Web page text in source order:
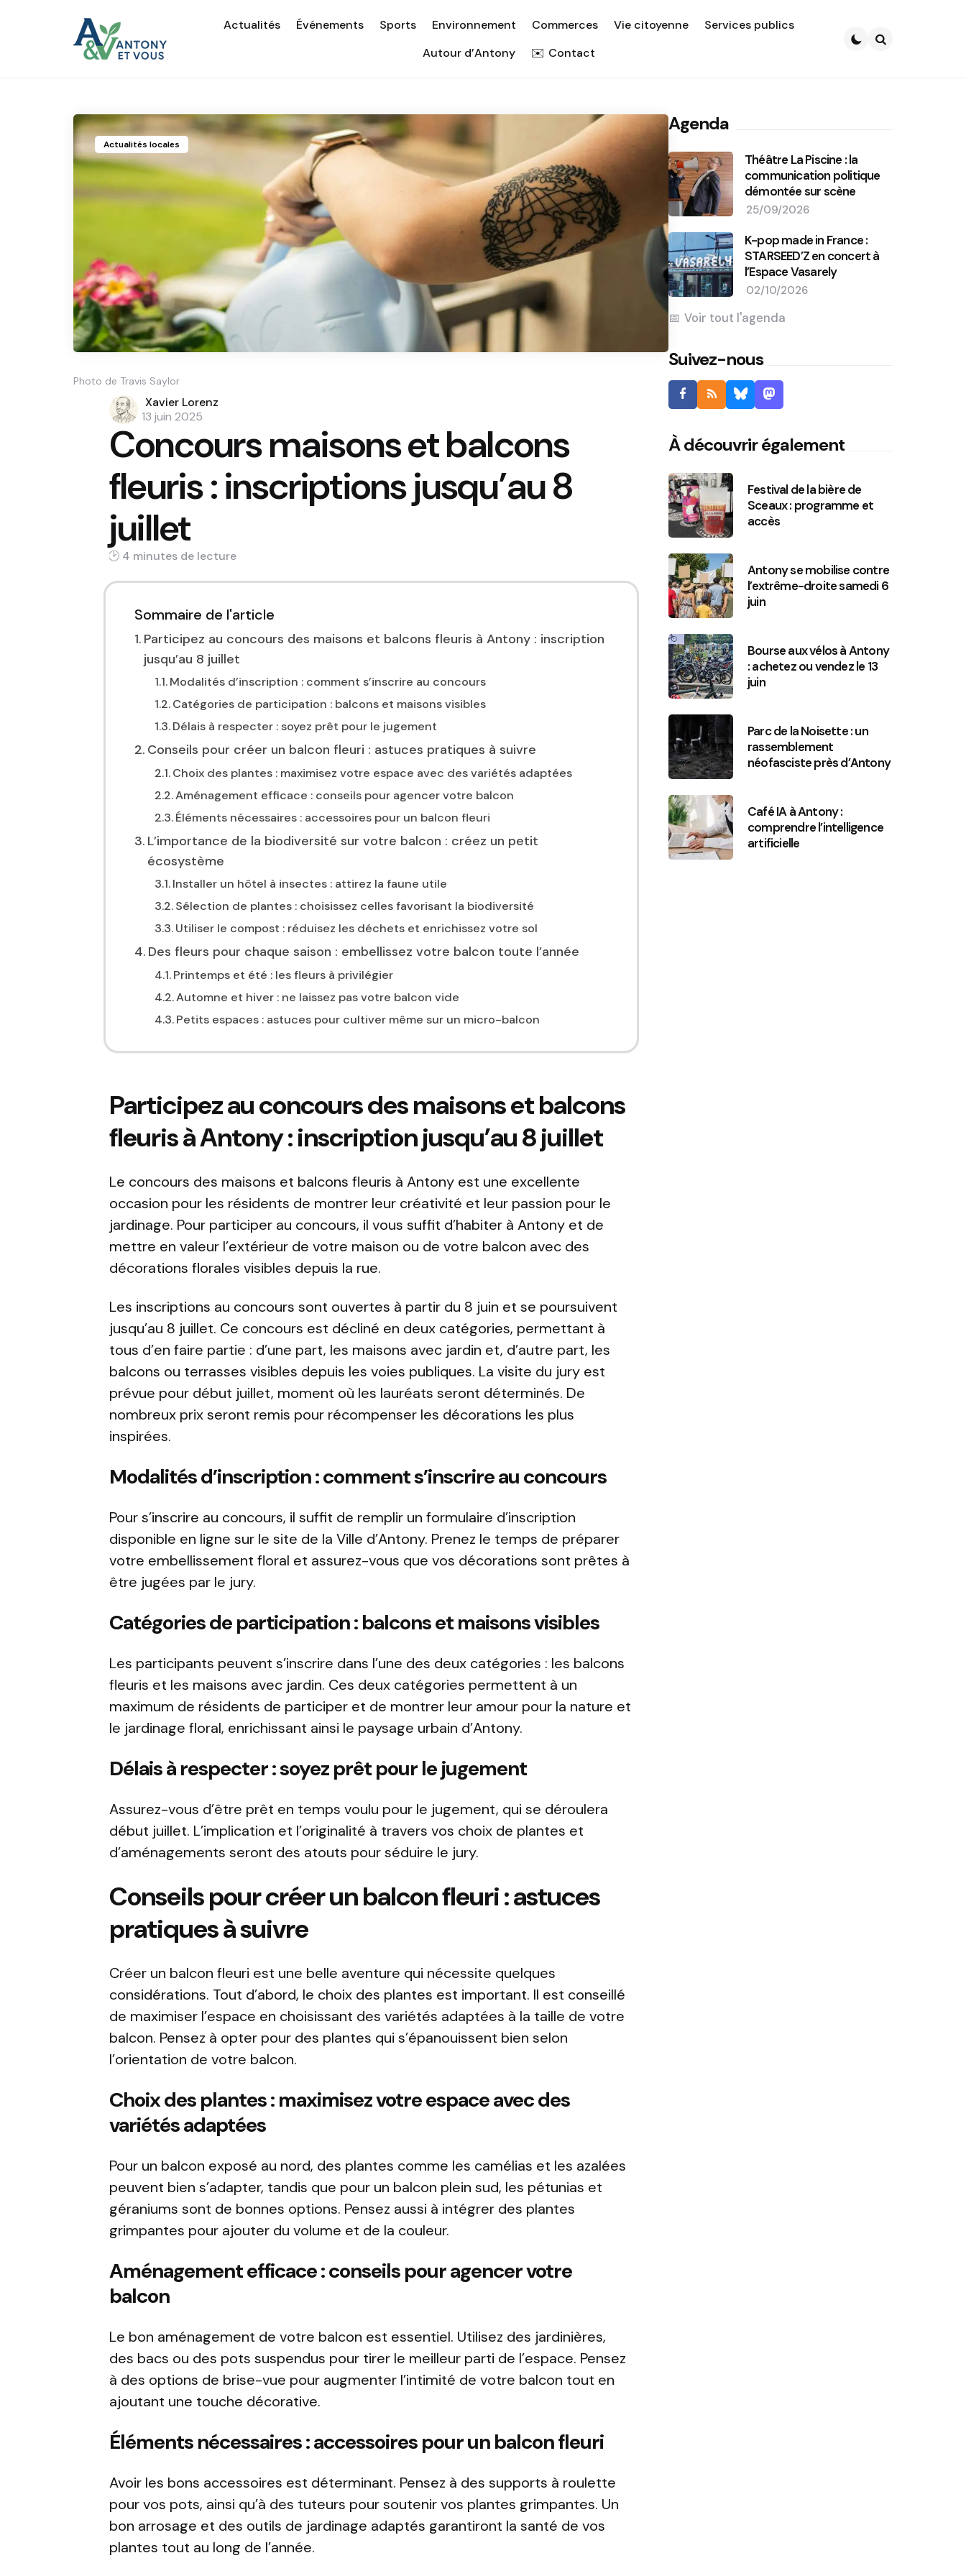
Actualités Événements Sports Environnement Commerces Vie citoyenne
Services publics
Autour d’Antony
Contact
Actualités locales
Photo de Travis Saylor
Posted
by
Xavier Lorenz
13 juin 2025
Concours maisons et balcons
fleuris : inscriptions jusqu’au 8
juillet
4 min
Sommaire de l'article
Participez au concours des maisons et balcons fleuris à Antony : inscription
jusqu’au 8 juillet
Modalités d’inscription : comment s’inscrire au concours
Catégories de participation : balcons et maisons visibles
Délais à respecter : soyez prêt pour le jugement
Conseils pour créer un balcon fleuri : astuces pratiques à suivre
Choix des plantes : maximisez votre espace avec des variétés adaptées
Aménagement efficace : conseils pour agencer votre balcon
Éléments nécessaires : accessoires pour un balcon fleuri
L’importance de la biodiversité sur votre balcon : créez un petit
écosystème
Installer un hôtel à insectes : attirez la faune utile
Sélection de plantes : choisissez celles favorisant la biodiversité
Utiliser le compost : réduisez les déchets et enrichissez votre sol
Des fleurs pour chaque saison : embellissez votre balcon toute l’année
Printemps et été : les fleurs à privilégier
Automne et hiver : ne laissez pas votre balcon vide
Petits espaces : astuces pour cultiver même sur un micro-balcon
Participez au concours des maisons et balcons
fleuris à Antony : inscription jusqu’au 8 juillet
Le concours des maisons et balcons fleuris à Antony est une excellente
occasion pour les résidents de montrer leur créativité et leur passion pour le
jardinage. Pour participer au concours, il vous suffit d’habiter à Antony et de
mettre en valeur l’extérieur de votre maison ou de votre balcon avec des
décorations florales visibles depuis la rue.
Les inscriptions au concours sont ouvertes à partir du 8 juin et se poursuivent
jusqu’au 8 juillet. Ce concours est décliné en deux catégories, permettant à
tous d’en faire partie : d’une part, les maisons avec jardin et, d’autre part, les
balcons ou terrasses visibles depuis les voies publiques. La visite du jury est
prévue pour début juillet, moment où les lauréats seront déterminés. De
nombreux prix seront remis pour récompenser les décorations les plus
inspirées.
Modalités d’inscription : comment s’inscrire au concours
Pour s’inscrire au concours, il suffit de remplir un formulaire d’inscription
disponible en ligne sur le site de la Ville d’Antony. Prenez le temps de préparer
votre embellissement floral et assurez-vous que vos décorations sont prêtes à
être jugées par le jury.
Catégories de participation : balcons et maisons visibles
Les participants peuvent s’inscrire dans l’une des deux catégories : les balcons
fleuris et les maisons avec jardin. Ces deux catégories permettent à un
maximum de résidents de participer et de montrer leur amour pour la nature et
le jardinage floral, enrichissant ainsi le paysage urbain d’Antony.
Délais à respecter : soyez prêt pour le jugement
Assurez-vous d’être prêt en temps voulu pour le jugement, qui se déroulera
début juillet. L’implication et l’originalité à travers vos choix de plantes et
d’aménagements seront des atouts pour séduire le jury.
Conseils pour créer un balcon fleuri : astuces
pratiques à suivre
Créer un balcon fleuri est une belle aventure qui nécessite quelques
considérations. Tout d’abord, le choix des plantes est important. Il est conseillé
de maximiser l’espace en choisissant des variétés adaptées à la taille de votre
balcon. Pensez à opter pour des plantes qui s’épanouissent bien selon
l’orientation de votre balcon.
Choix des plantes : maximisez votre espace avec des
variétés adaptées
Pour un balcon exposé au nord, des plantes comme les camélias et les azalées
peuvent bien s’adapter, tandis que pour un balcon plein sud, les pétunias et
géraniums sont de bonnes options. Pensez aussi à intégrer des plantes
grimpantes pour ajouter du volume et de la couleur.
Aménagement efficace : conseils pour agencer votre
balcon
Le bon aménagement de votre balcon est essentiel. Utilisez des jardinières,
des bacs ou des pots suspendus pour tirer le meilleur parti de l’espace. Pensez
à des options de brise-vue pour augmenter l’intimité de votre balcon tout en
ajoutant une touche décorative.
Éléments nécessaires : accessoires pour un balcon fleuri
Avoir les bons accessoires est déterminant. Pensez à des supports à roulette
pour vos pots, ainsi qu’à des tuteurs pour soutenir vos plantes grimpantes. Un
bon arrosage et des outils de jardinage adaptés garantiront la santé de vos
plantes tout au long de l’année.
Agenda
Théâtre La Piscine : la
communication politique
démontée sur scène
25/09/2026
K-pop made in France :
STARSEED’Z en concert à
l’Espace Vasarely
02/10/2026
Voir tout l'agenda
Suivez-nous
À découvrir également
Festival de la bière de
Sceaux : programme et
accès
Antony se mobilise contre
l’extrême-droite samedi 6
juin
Bourse aux vélos à Antony
: achetez ou vendez le 13
juin
Parc de la Noisette : un
rassemblement
néofasciste près d’Antony
Café IA à Antony :
comprendre l’intelligence
artificielle